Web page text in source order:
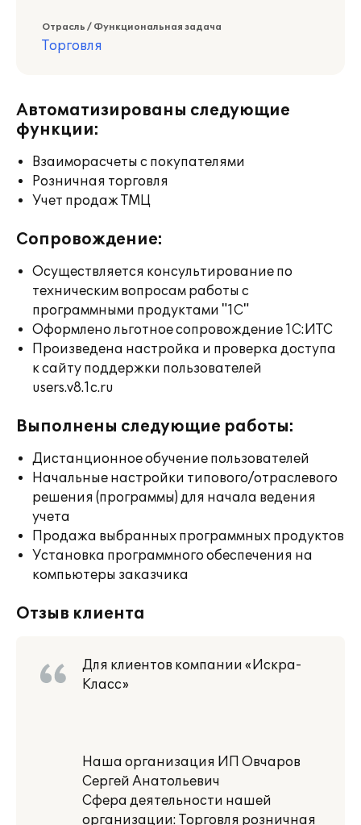
Отрасль / Функциональная задача
Торговля
Автоматизированы следующие
функции:
Взаиморасчеты с покупателями
Розничная торговля
Учет продаж ТМЦ
Сопровождение:
Осуществляется консультирование по
техническим вопросам работы с
программными продуктами "1С"
Оформлено льготное сопровождение 1С:ИТС
Произведена настройка и проверка доступа
к сайту поддержки пользователей
users.v8.1c.ru
Выполнены следующие работы:
Дистанционное обучение пользователей
Начальные настройки типового/отраслевого
решения (программы) для начала ведения
учета
Продажа выбранных программных продуктов
Установка программного обеспечения на
компьютеры заказчика
Отзыв клиента
Для клиентов компании «Искра-
Класс»
Наша организация ИП Овчаров
Сергей Анатольевич
Сфера деятельности нашей
организации: Торговля розничная